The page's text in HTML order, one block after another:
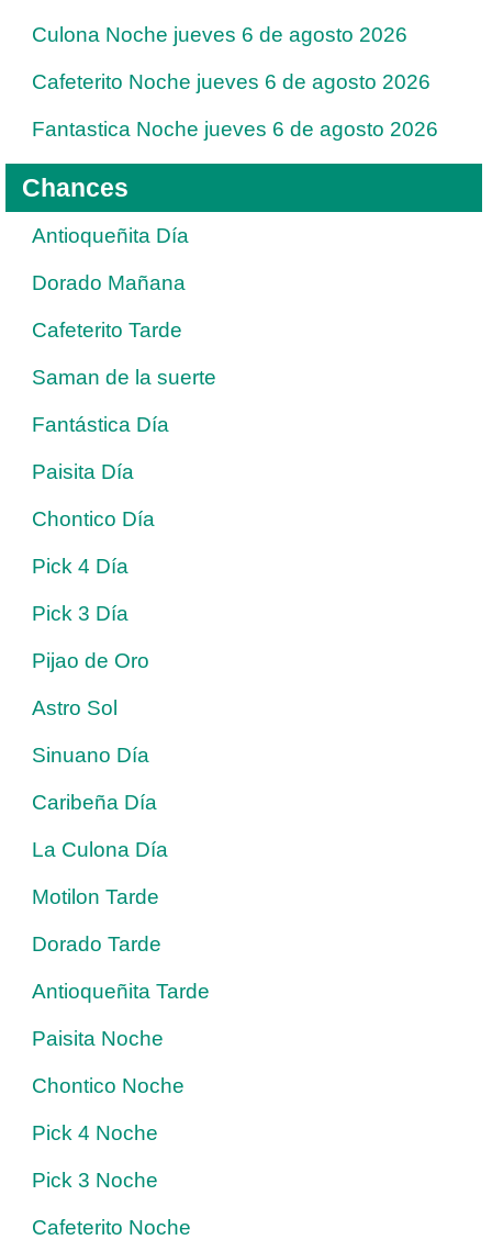
Culona Noche jueves 6 de agosto 2026
Cafeterito Noche jueves 6 de agosto 2026
Fantastica Noche jueves 6 de agosto 2026
Chances
Antioqueñita Día
Dorado Mañana
Cafeterito Tarde
Saman de la suerte
Fantástica Día
Paisita Día
Chontico Día
Pick 4 Día
Pick 3 Día
Pijao de Oro
Astro Sol
Sinuano Día
Caribeña Día
La Culona Día
Motilon Tarde
Dorado Tarde
Antioqueñita Tarde
Paisita Noche
Chontico Noche
Pick 4 Noche
Pick 3 Noche
Cafeterito Noche